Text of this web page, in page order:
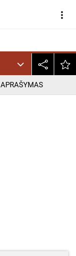
more_vert
APRAŠYMAS